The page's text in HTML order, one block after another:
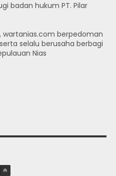
badan hukum PT. Pilar
wartanias.com berpedoman
selalu berusaha berbagi
Nias